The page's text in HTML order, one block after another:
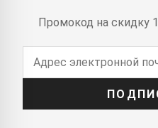
Промокод на скидку